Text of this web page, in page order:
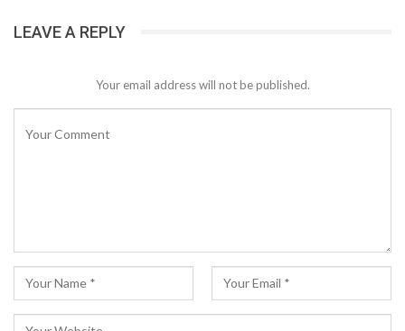
LEAVE A REPLY
Your email address will not be published.